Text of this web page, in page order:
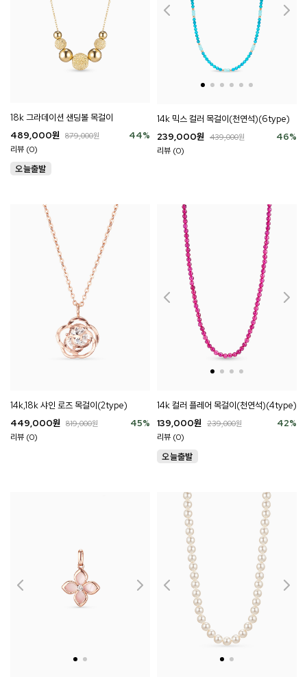
18k 그라데이션 샌딩볼 목걸이
44%
489,000원 879,000원
리뷰 (0)
14k 믹스 컬러 목걸이(천연석)(6type)
46%
239,000원 439,000원
리뷰 (0)
14k,18k 샤인 로즈 목걸이(2type)
45%
449,000원 819,000원
리뷰 (0)
14k 컬러 플레어 목걸이(천연석)(4type)
42%
139,000원 239,000원
리뷰 (0)